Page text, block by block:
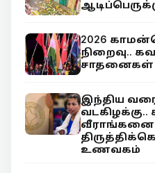
2026
நிறைவு..
சாதனைகள்
இந்திய
வடகிழக்கு..
வீராங்கனை
உணவகம்